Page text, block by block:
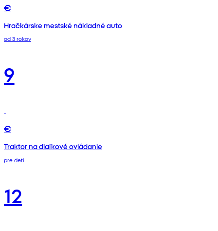
€
Hračkárske mestské nákladné auto
od 3 rokov
9
€
Traktor na diaľkové ovládanie
pre deti
12